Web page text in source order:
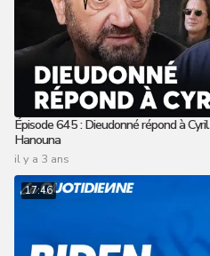
Épisode 645 : Dieudonné répond à Cyril
Hanouna
il y a 3 ans
17:46